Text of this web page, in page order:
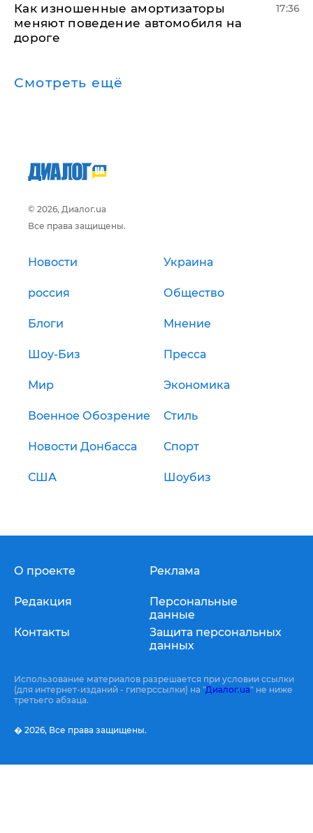
Как изношенные амортизаторы
меняют поведение автомобиля на
дороге
17:36
Смотреть ещё
© 2026, Диалог.ua
Все права защищены.
Новости Украина
россия Общество
Блоги Мнение
Шоу-Биз Пресса
Мир Экономика
Военное Обозрение Стиль
Новости Донбасса Спорт
США Шоубиз
О проекте
Редакция
Контакты
Реклама
Персональные
данные
Защита персональных
данных
Использование материалов разрешается при условии ссылки
(для интернет-изданий - гиперссылки) на "Диалог.ua" не ниже
третьего абзаца.
� 2026, Все права защищены.